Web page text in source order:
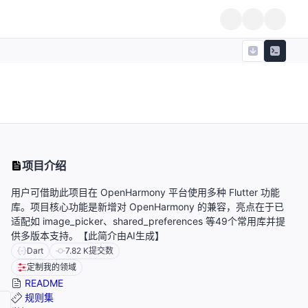
项目介绍
用户可借助此项目在 OpenHarmony 平台使用多种 Flutter 功能
库。项目核心功能是新增对 OpenHarmony 的兼容，亮点在于已
适配如 image_picker、shared_preferences 等49个常用库并提
供多版本支持。【此简介由AI生成】
Dart 7.82 K提交数
定制我的领域
README
规则集